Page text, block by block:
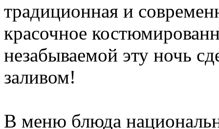
традиционная и
красочное
незабываемой эту ночь
заливом!
В меню блюда